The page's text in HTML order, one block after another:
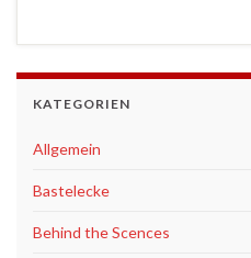
KATEGORIEN
Allgemein
Bastelecke
Behind the Scences